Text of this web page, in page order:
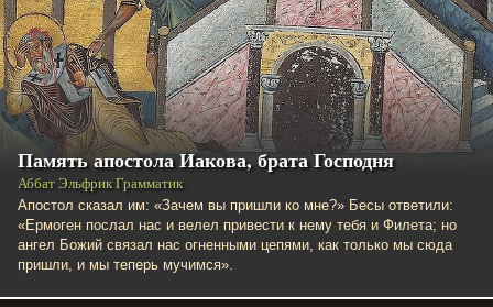
Память апостола Иакова, брата Господня
Аббат Эльфрик Грамматик
Апостол сказал им: «Зачем вы пришли ко мне?» Бесы ответили:
«Ермоген послал нас и велел привести к нему тебя и Филета; но
ангел Божий связал нас огненными цепями, как только мы сюда
пришли, и мы теперь мучимся».